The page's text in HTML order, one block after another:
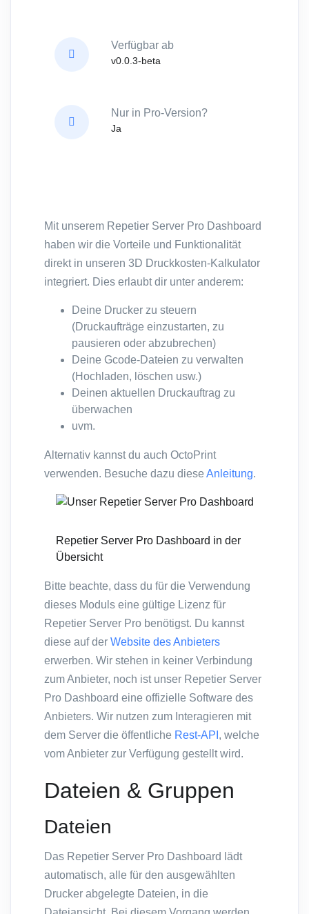
Verfügbar ab
v0.0.3-beta
Nur in Pro-Version?
Ja
Mit unserem Repetier Server Pro Dashboard
haben wir die Vorteile und Funktionalität
direkt in unseren 3D Druckkosten-Kalkulator
integriert. Dies erlaubt dir unter anderem:
Deine Drucker zu steuern
(Druckaufträge einzustarten, zu
pausieren oder abzubrechen)
Deine Gcode-Dateien zu verwalten
(Hochladen, löschen usw.)
Deinen aktuellen Druckauftrag zu
überwachen
uvm.
Alternativ kannst du auch OctoPrint
verwenden. Besuche dazu diese Anleitung.
Repetier Server Pro Dashboard in der
Übersicht
Bitte beachte, dass du für die Verwendung
dieses Moduls eine gültige Lizenz für
Repetier Server Pro benötigst. Du kannst
diese auf der Website des Anbieters
erwerben. Wir stehen in keiner Verbindung
zum Anbieter, noch ist unser Repetier Server
Pro Dashboard eine offizielle Software des
Anbieters. Wir nutzen zum Interagieren mit
dem Server die öffentliche Rest-API , welche
vom Anbieter zur Verfügung gestellt wird.
Dateien & Gruppen
Dateien
Das Repetier Server Pro Dashboard lädt
automatisch, alle für den ausgewählten
Drucker abgelegte Dateien, in die